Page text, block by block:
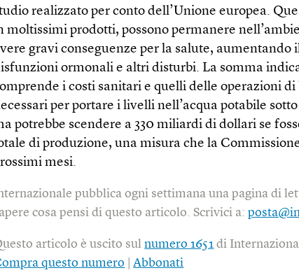
realizzato per conto dell’Unione europea.
moltissimi prodotti, possono permanere
gravi conseguenze per la salute, aumentando
ormonali e altri disturbi. La somma
i costi sanitari e quelli delle operazioni
per portare i livelli nell’acqua potabile
potrebbe scendere a 330 miliardi di dollari se
di produzione, una misura che la
mesi.
pubblica ogni settimana una pagina di
cosa pensi di questo articolo. Scrivici a:
articolo è uscito sulnumero 1651 di
questo numero |Abbonati